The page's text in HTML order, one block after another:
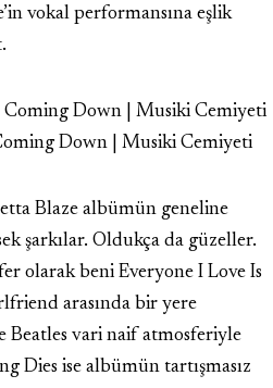
vokal performansına eşlik
Down | Musiki Cemiyeti
Blaze albümün geneline
şarkılar. Oldukça da güzeller.
olarak beni Everyone I Love Is
arasında bir yere
Beatles vari naif atmosferiyle
Dies ise albümün tartışmasız